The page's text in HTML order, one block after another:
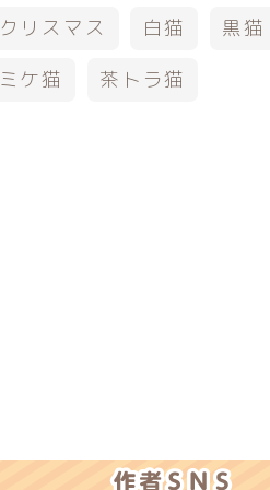
クリスマス
白猫
黒猫
ミケ猫
茶トラ猫